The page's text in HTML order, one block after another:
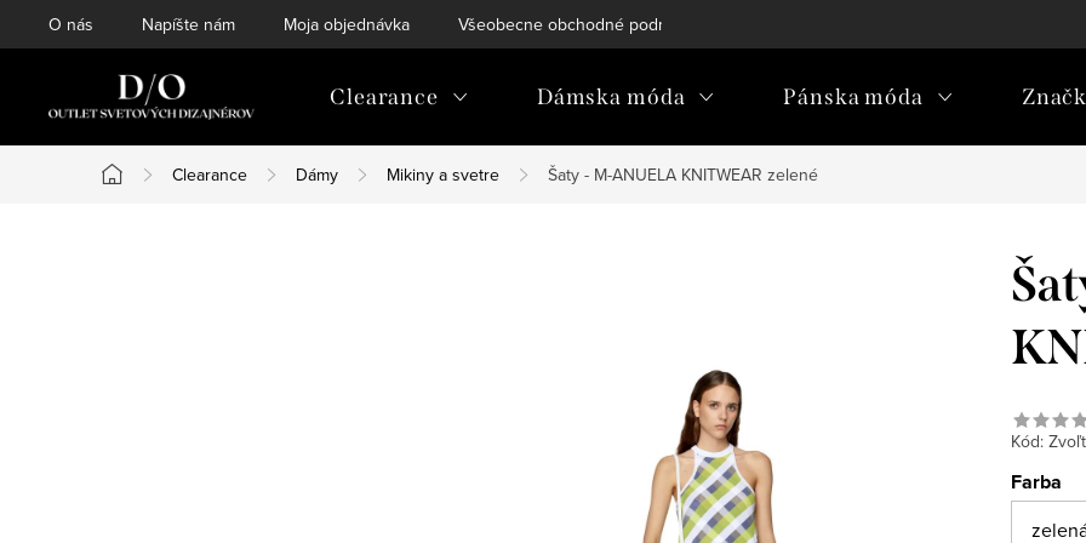
na
O nás Napíšte nám Moja objednávka Všeobecne obchodné podmienky
Clearance Dámska móda Pánska móda
Domov
Clearance Dámy Mikiny a svetre Šaty - M-ANUELA KNITWEAR zelené
Kód:
Farba